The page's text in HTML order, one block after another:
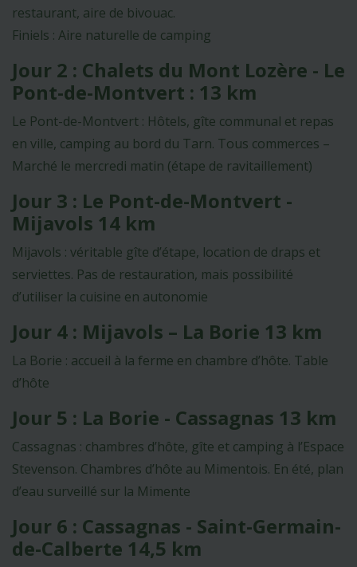
restaurant, aire de bivouac.
Finiels : Aire naturelle de camping
Jour 2 : Chalets du Mont Lozère - Le
Pont-de-Montvert : 13 km
Le Pont-de-Montvert : Hôtels, gîte communal et repas
en ville, camping au bord du Tarn. Tous commerces –
Marché le mercredi matin (étape de ravitaillement)
Jour 3 : Le Pont-de-Montvert -
Mijavols 14 km
Mijavols : véritable gîte d’étape, location de draps et
serviettes. Pas de restauration, mais possibilité
d’utiliser la cuisine en autonomie
Jour 4 : Mijavols – La Borie 13 km
La Borie : accueil à la ferme en chambre d’hôte. Table
d’hôte
Jour 5 : La Borie - Cassagnas 13 km
Cassagnas : chambres d’hôte, gîte et camping à l’Espace
Stevenson. Chambres d’hôte au Mimentois. En été, plan
d’eau surveillé sur la Mimente
Jour 6 : Cassagnas - Saint-Germain-
de-Calberte 14,5 km